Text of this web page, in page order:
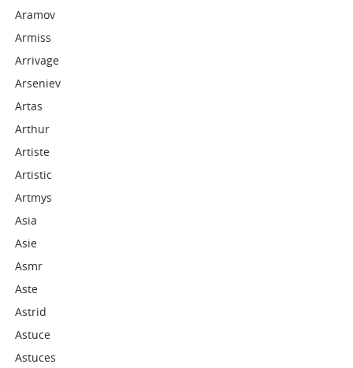
Aramov
Armiss
Arrivage
Arseniev
Artas
Arthur
Artiste
Artistic
Artmys
Asia
Asie
Asmr
Aste
Astrid
Astuce
Astuces